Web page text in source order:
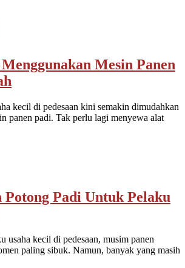
Mesin Panen
kecil di pedesaan kini semakin dimudahkan
panen padi. Tak perlu lagi menyewa alat
Potong Padi Untuk Pelaku
usaha kecil di pedesaan, musim panen
paling sibuk. Namun, banyak yang masih